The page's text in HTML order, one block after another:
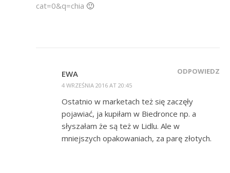
cat=0&q=chia 🙂
EWA
4 WRZEŚNIA 2016 AT 20:45
ODPOWIEDZ
Ostatnio w marketach też się zaczęły
pojawiać, ja kupiłam w Biedronce np. a
słyszałam że są też w Lidlu. Ale w
mniejszych opakowaniach, za parę złotych.